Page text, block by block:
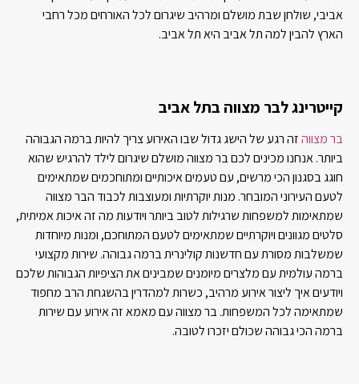
אביבי, שולחן שבת מושלם ומרהיב שיגרום לכל האורחים מכל רחבי
הארץ להבין למה תל אביב היא תל אביב.
קייטרינג לבר מצווה בתל אביב
בר מצווהזה רגע של הישג גדול שבו האירוע צריך להיות ברמה הגבוהה
ביותר. אנחנו מכינים לכם בר מצווה מושלם שיגרום לילד להרגיש שהוא
חוגג בסגנון הכי מרשים, עם טעמים איכותיים ומתוחכמים שמתאימים
לטעם העירוני המובחר. מנות יוקרתיות ומעוצבות לכבוד הבר מצווה
שמתאימות למשפחות שרגילות לטוב ביותר ויודעות מה זה איכות אמיתית,
סלטים מגוונים ויוקרתיים שמתאימים לטעם המתוחכם, ומנות מיוחדות
שמשלבות מסורת עם חדשנות קולינרית ברמה גבוהה. שירות מקצועי
ברמה עולמית עם מלצרים מיומנים שמבינים את הציפיות הגבוהות שלכם
ויודעים איך ליצור אירוע מרהיב, כשרות למהדרין בהשגחת הרב מחפוד
שמתאימה לכל המשפחות. בר מצווה עם מאמא זה אירוע עם שירות
ברמה הכי גבוהה שכולם יזכרו לטובה.